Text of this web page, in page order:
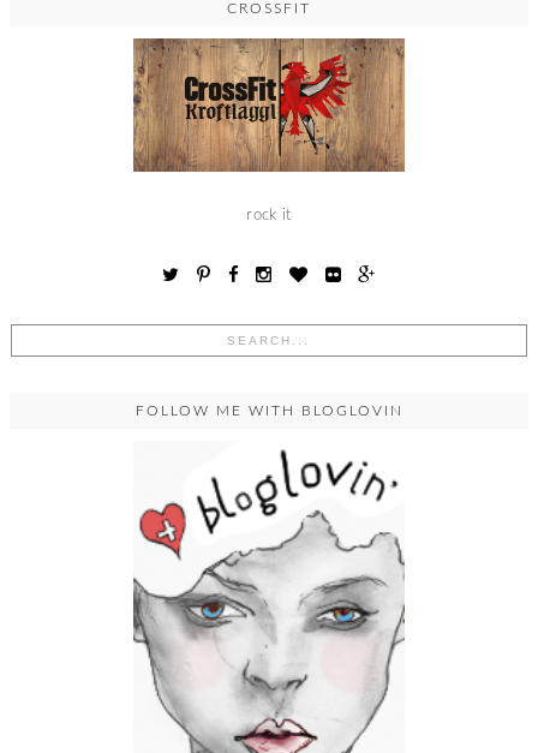
CROSSFIT
rock it
FOLLOW ME WITH BLOGLOVIN